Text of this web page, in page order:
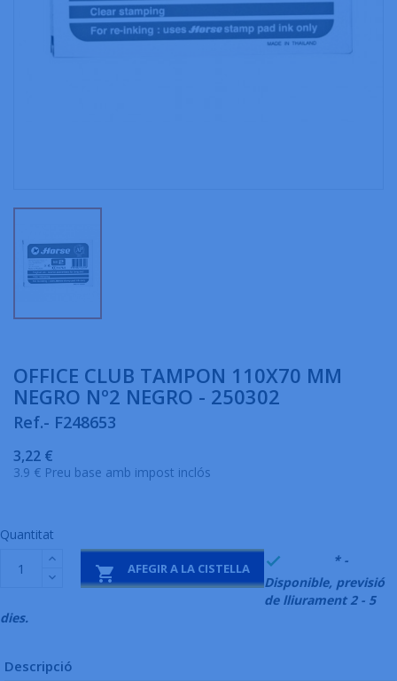
OFFICE CLUB TAMPON 110X70 MM
NEGRO Nº2 NEGRO - 250302
Ref.- F248653
3,22 €
3.9 € Preu base amb impost inclós
Quantitat
 AFEGIR A LA CISTELLA 
* -
Disponible, previsió
de lliurament 2 - 5
dies.
Descripció